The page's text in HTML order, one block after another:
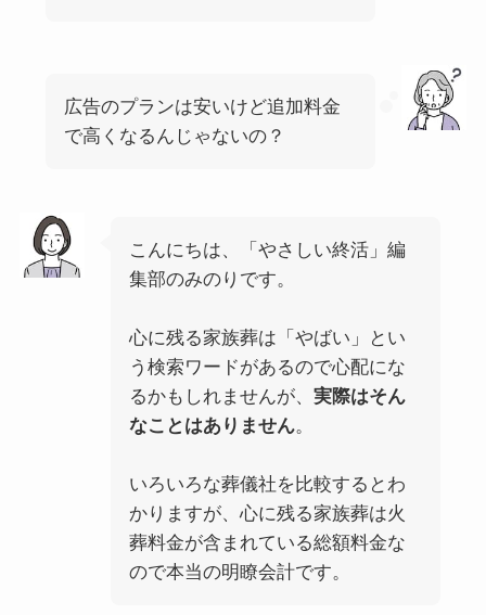
広告のプランは安いけど追加料金
で高くなるんじゃないの？
こんにちは、「やさしい終活」編
集部のみのりです。
心に残る家族葬は「やばい」とい
う検索ワードがあるので心配にな
るかもしれませんが、 実際はそん
なことはありません。
いろいろな葬儀社を比較するとわ
かりますが、心に残る家族葬は火
葬料金が含まれている総額料金な
ので本当の明瞭会計です。